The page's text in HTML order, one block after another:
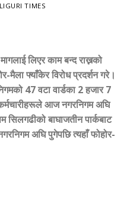
TIMES
लिएर काम बन्द राख्नको
फ्याँकेर विरोध प्रदर्शन गरे।
47 वटा वार्डका 2 हजार 7
आज नगरनिगम अघि
सिलगढीको बाघाजतीन पार्कबाट
अघि पुगेपछि त्यहाँ फोहोर-